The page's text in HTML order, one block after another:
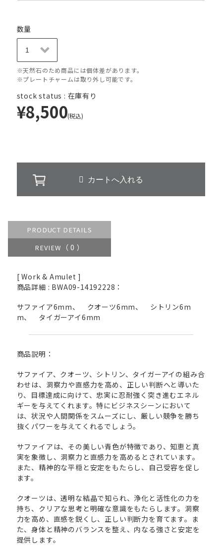
数量
※天然石のため商品には個体差があります。
※プレートチャームは取り外し可能です。
stock status : 在庫有り
¥8,500(税込)
PRODUCT DETAILS
REVIEW
（ 0 ）
[ Work & Amulet ]
商品詳細 : BWA09-14192228：
サファイア6mm、 クオーツ6mm、 シトリン6m
m、 タイガーアイ6mm
商品説明：
サファイア、クオーツ、シトリン、タイガーアイの組み合
わせは、洞察力や直感力を高め、正しい判断へと導いた
り、目標達成に向けて、忠実に忍耐強く突き進むエネル
ギーを与えてくれます。特にビジネスシーンにおいて
は、状況や人間関係をスムーズにし、厳しい競争を勝ち
抜くパワーを与えてくれるでしょう。
サファイアは、その美しい青色が特徴であり、知恵と真
実を象徴し、洞察力と直感力を高めるとされています。
また、精神的な平穏と安定をもたらし、自己受容を促し
ます。
クオーツは、透明な結晶で知られ、浄化と活性化の力を
持ち、クリアな思考と明確な意識をもたらします。洞察
力を高め、直感を鋭くし、正しい判断力を育てます。ま
た、身体と精神のバランスを整え、内なる強さと安定を
提供します。